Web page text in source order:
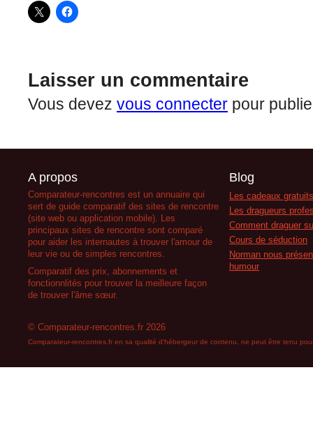
Laisser un commentaire
Vous devez vous connecter pour
A propos
Comparateur-rencontres est un annuaire qui
sert de guide comparatif des sites de rencontre
(site web ou application mobile). Les
principaux sites de rencontre sont comparé
pour aider les internautes à trouver l'amour de
leur vie ou de simples rencontres.
Comparatif des prix, abonnements et
fonctionnlités pour trouver la meilleure façon
de trouver l'âme sœur.
Blog
Les cadeaux
Les dragueurs
Comment draguer
Cours de séduction
Norman nous
humour
© Comparateur-rencontres.fr 2026
Comparateur-rencontres.fr en sa qualité d'hébergeur de contenu, ne peut être tenu